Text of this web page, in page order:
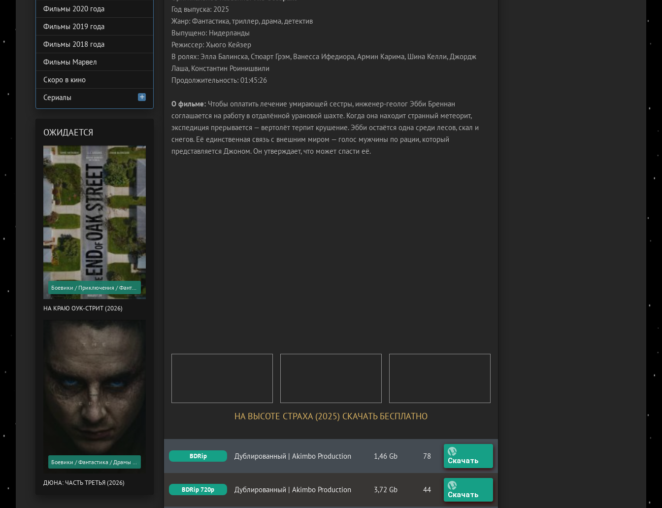
Год выпуска: 2025
Жанр: Фантастика, триллер, драма, детектив
Выпущено: Нидерланды
Режиссер: Хьюго Кейзер
В ролях: Элла Балинска, Стюарт Грэм, Ванесса Ифедиора, Армин Карима, Шина Келли, Джордж
Лаша, Константин Роинишвили
Продолжительность: 01:45:26
О фильме: Чтобы оплатить лечение умирающей сестры, инженер-геолог Эбби Бреннан
соглашается на работу в отдалённой урановой шахте. Когда она находит странный метеорит,
экспедиция прерывается — вертолёт терпит крушение. Эбби остаётся одна среди лесов, скал и
снегов. Её единственная связь с внешним миром — голос мужчины по рации, который
представляется Джоном. Он утверждает, что может спасти её.
НА ВЫСОТЕ СТРАХА (2025) СКАЧАТЬ БЕСПЛАТНО
BDRip Дублированный | Akimbo Production 1,46 Gb 78 Скачать
BDRip 720p Дублированный | Akimbo Production 3,72 Gb 44 Скачать
Фильмы 2020 года
Фильмы 2019 года
Фильмы 2018 года
Фильмы Марвел
Скоро в кино
Сериалы
ОЖИДАЕТСЯ
Боевики / Приключения / Фантастика / Фильмы 2026 года / Скоро в кино
НА КРАЮ ОУК-СТРИТ (2026)
Боевики / Фантастика / Драмы / Фильмы 2026 года / Скоро в кино
ДЮНА: ЧАСТЬ ТРЕТЬЯ (2026)